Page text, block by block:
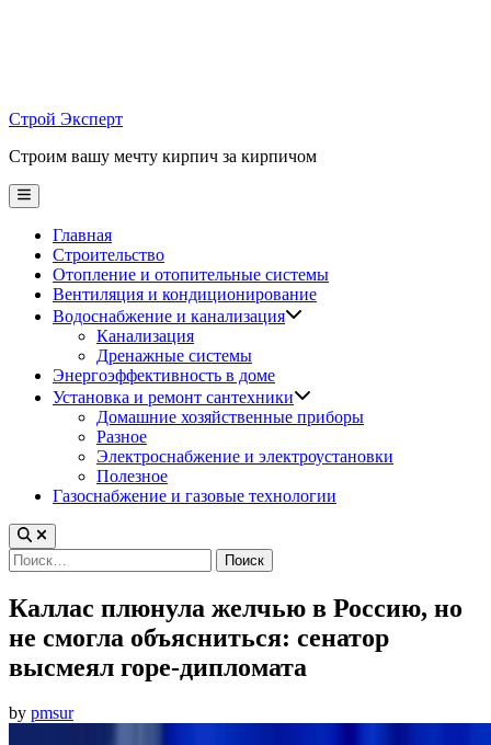
Строй Эксперт
Строим вашу мечту кирпич за кирпичом
Main
Menu
Главная
Строительство
Отопление и отопительные системы
Вентиляция и кондиционирование
Водоснабжение и канализация
Канализация
Дренажные системы
Энергоэффективность в доме
Установка и ремонт сантехники
Домашние хозяйственные приборы
Разное
Электроснабжение и электроустановки
Полезное
Газоснабжение и газовые технологии
Найти:
Каллас плюнула желчью в Россию, но
не смогла объясниться: сенатор
высмеял горе-дипломата
by pmsur